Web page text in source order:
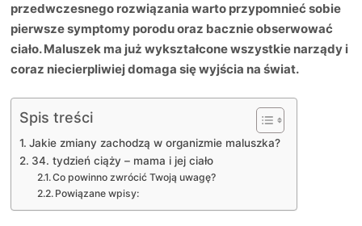
przedwczesnego rozwiązania warto przypomnieć sobie
pierwsze symptomy porodu oraz bacznie obserwować
ciało. Maluszek ma już wykształcone wszystkie narządy i
coraz niecierpliwiej domaga się wyjścia na świat.
Spis treści
Jakie zmiany zachodzą w organizmie maluszka?
34. tydzień ciąży – mama i jej ciało
Co powinno zwrócić Twoją uwagę?
Powiązane wpisy: